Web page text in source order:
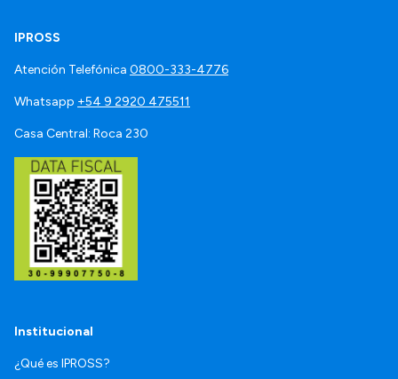
IPROSS
Atención Telefónica 0800-333-4776
Whatsapp +54 9 2920 475511
Casa Central: Roca 230
Institucional
¿Qué es IPROSS?